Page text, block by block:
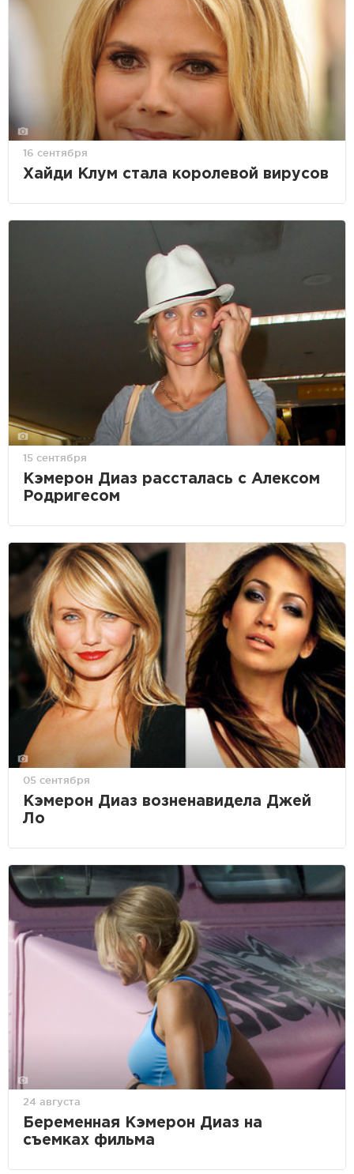
16 сентября
Хайди Клум стала королевой вирусов
15 сентября
Кэмерон Диаз рассталась с Алексом
Родригесом
05 сентября
Кэмерон Диаз возненавидела Джей
Ло
24 августа
Беременная Кэмерон Диаз на
съемках фильма